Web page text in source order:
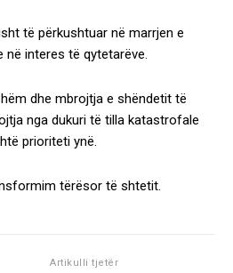
të përkushtuar në marrjen e
në interes të qytetarëve.
dhe mbrojtja e shëndetit të
nga dukuri të tilla katastrofale
prioriteti ynë.
tërësor të shtetit.
Artikulli tjetër